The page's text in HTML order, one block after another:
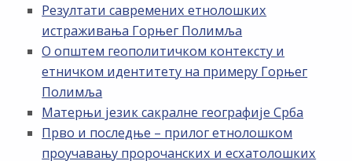
Резултати савремених етнолошких
истраживања Горњег Полимља
О општем геополитичком контексту и
етничком идентитету на примеру Горњег
Полимља
Матерњи језик сакралне географије Срба
Прво и последње – прилог етнолошком
проучавању пророчанских и есхатолошких